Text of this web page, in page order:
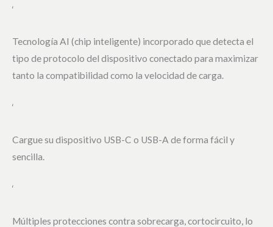
‘
Tecnología AI (chip inteligente) incorporado que detecta el
tipo de protocolo del dispositivo conectado para maximizar
tanto la compatibilidad como la velocidad de carga.
‘
Cargue su dispositivo USB-C o USB-A de forma fácil y
sencilla.
‘
Múltiples protecciones contra sobrecarga, cortocircuito, lo